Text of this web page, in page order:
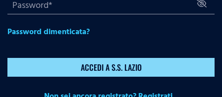
Password dimenticata?
ACCEDI A S.S. LAZIO